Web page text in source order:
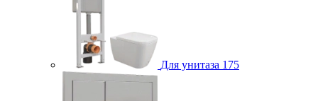
Для унитаза 175